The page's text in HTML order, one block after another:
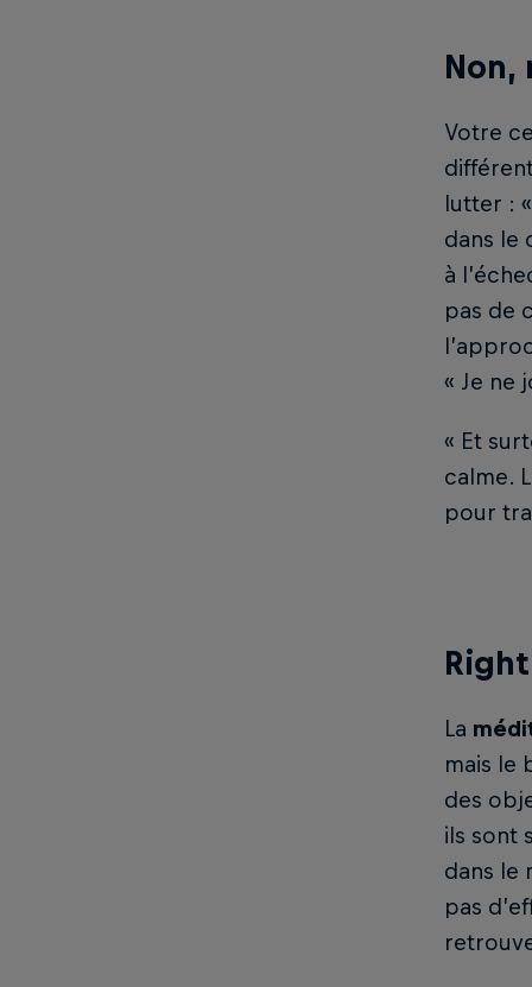
Non,
Votre
lutter :
dans le
à
pas de
« Je ne
« Et
calme.
pour
La
mais le
des
ils sont
dans le
pas